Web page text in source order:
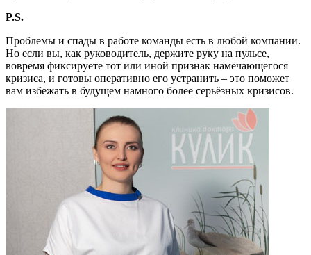
P.S.
Проблемы и спады в работе команды есть в любой компании.
Но если вы, как руководитель, держите руку на пульсе,
вовремя фиксируете тот или иной признак намечающегося
кризиса, и готовы оперативно его устранить – это поможет
вам избежать в будущем намного более серьёзных кризисов.